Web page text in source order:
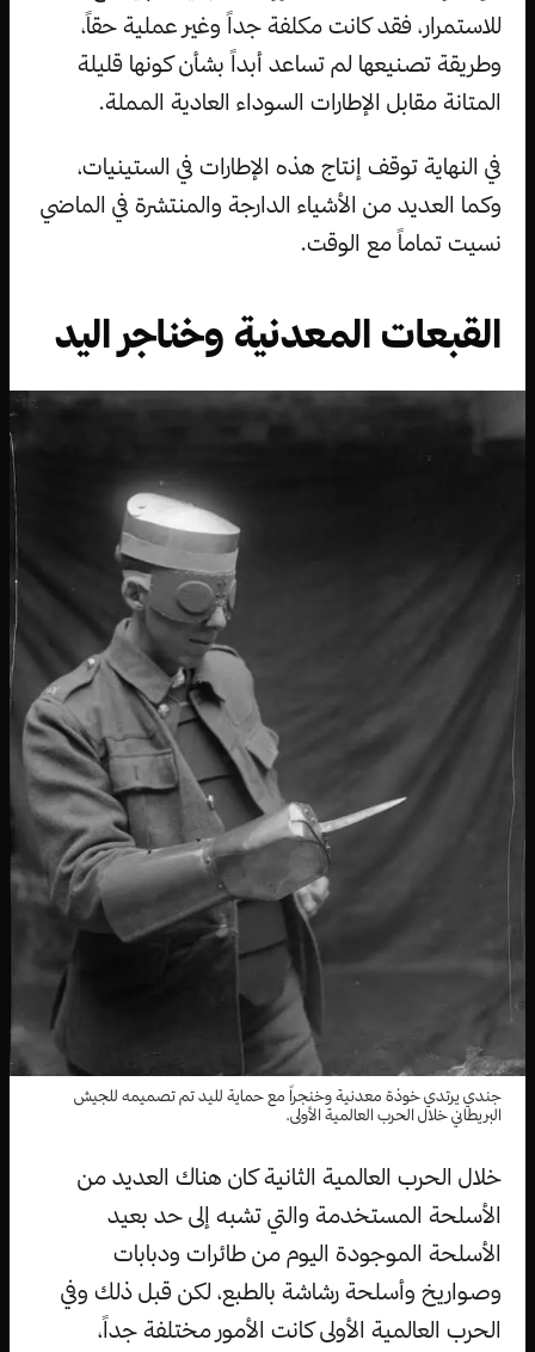
للاستمرار، فقد كانت مكلفة جداً وغير عملية حقاً،
وطريقة تصنيعها لم تساعد أبداً بشأن كونها قليلة
المتانة مقابل الإطارات السوداء العادية المملة.
في النهاية توقف إنتاج هذه الإطارات في الستينيات،
وكما العديد من الأشياء الدارجة والمنتشرة في الماضي
نسيت تماماً مع الوقت.
القبعات المعدنية وخناجر اليد
جندي يرتدي خوذة معدنية وخنجراً مع حماية لليد تم تصميمه للجيش
البريطاني خلال الحرب العالمية الأولى.
خلال الحرب العالمية الثانية كان هناك العديد من
الأسلحة المستخدمة والتي تشبه إلى حد بعيد
الأسلحة الموجودة اليوم من طائرات ودبابات
وصواريخ وأسلحة رشاشة بالطبع، لكن قبل ذلك وفي
الحرب العالمية الأولى كانت الأمور مختلفة جداً،